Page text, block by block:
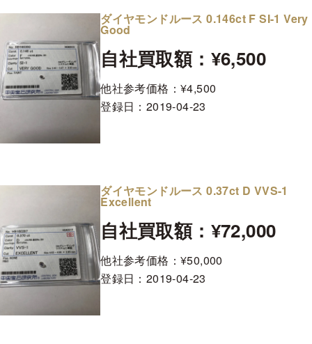
ダイヤモンドルース 0.146ct F SI-1 Very
Good
自社買取額：¥6,500
他社参考価格：¥4,500
登録日： 2019-04-23
ダイヤモンドルース 0.37ct D VVS-1
Excellent
自社買取額：¥72,000
他社参考価格：¥50,000
登録日： 2019-04-23